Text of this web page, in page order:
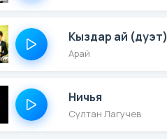
Кыздар ай (дуэт)
Арай
Ничья
Султан Лагучев